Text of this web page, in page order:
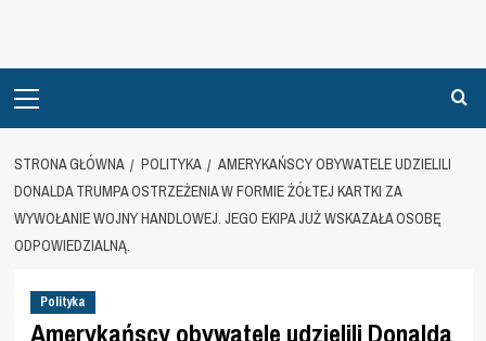
Menu
STRONA GŁÓWNA POLITYKA
AMERYKAŃSCY OBYWATELE UDZIELILI
DONALDA TRUMPA OSTRZEŻENIA W FORMIE ŻÓŁTEJ KARTKI ZA
WYWOŁANIE WOJNY HANDLOWEJ. JEGO EKIPA JUŻ WSKAZAŁA OSOBĘ
ODPOWIEDZIALNĄ.
Polityka
Amerykańscy obywatele udzielili Donalda